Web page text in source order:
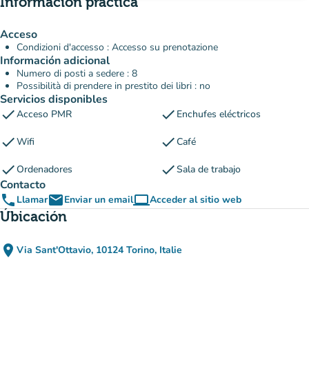
Acceso
Condizioni d'accesso : Accesso su prenotazione
Información adicional
Numero di posti a sedere : 8
Possibilità di prendere in prestito dei libri : no
Servicios disponibles
checkAcceso PMR check Enchufes eléctricos
checkWifi checkCafé
checkOrdenadores checkSala de trabajo
Contacto
phone LlamaremailEnviar un emailcomputerAcceder al sitio web
(nueva pestaña)
Úbicación
place Via Sant'Ottavio, 10124 Torino, Italie
(abrir en Google Maps)
(nueva pestaña)